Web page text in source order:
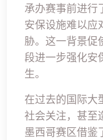
承办赛事前进行
安保设施难以应
胁。这一背景促
段进一步强化安
生。
在过去的国际大
社会关注，甚至
墨西哥赛区借鉴